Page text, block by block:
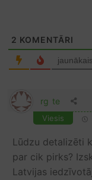
2 KOMENTĀRI
jaunākais
rg te
Viesis
Lūdzu detalizēti
par cik pirks?
Latvijas